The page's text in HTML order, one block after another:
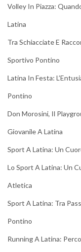
Volley In Piazza:
Latina
Tra Schiacciate E
Sportivo Pontino
Latina In Festa:
Pontino
Don Morosini, Il
Giovanile A Latina
Sport A Latina: Un
Lo Sport A Latina: Un
Atletica
Sport A Latina: Tra
Pontino
Running A Latina: